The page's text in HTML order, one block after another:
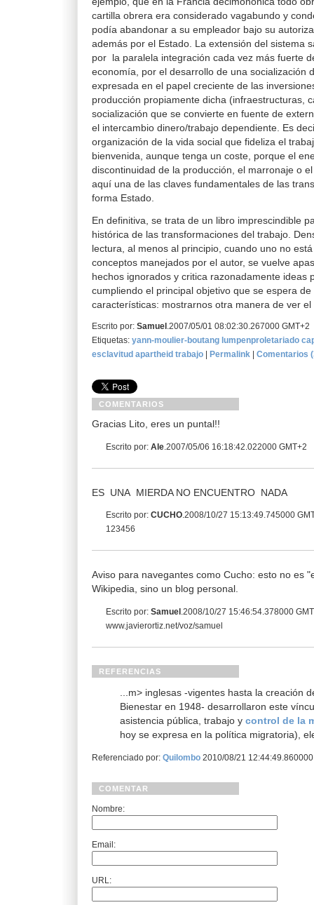
cartilla obrera era considerado vagabundo y
podía abandonar a su empleador bajo su
además por el Estado. La extensión del sistema
por la paralela integración cada vez más fuerte
economía, por el desarrollo de una socialización
expresada en el papel creciente de las
producción propiamente dicha (infraestructuras,
socialización que se convierte en fuente de
el intercambio dinero­/trabajo dependiente. Es
organización de la vida social que fideliza el
bienvenida, aunque tenga un coste, porque el
discontinuidad de la producción, el marronaje o
aquí una de las claves fundamentales de las
forma Estado.
En definitiva, se trata de un libro imprescindible
histórica de las transformaciones del trabajo.
lectura, al menos al principio, cuando uno no
conceptos manejados por el autor, se vuelve
hechos ignorados y critica razonadamente ideas
cumpliendo el principal objetivo que se espera
características: mostrarnos otra manera de ver el
Escrito por: Samuel .2007/05/01 08:02:30.267000 GMT+2
Etiquetas: yann-moulier-boutang lumpenproletariado
esclavitud apartheid trabajo Permalink Comentarios
COMENTARIOS
Gracias Lito, eres un puntal!!
Escrito por: Ale .2007/05/06 16:18:42.022000 GMT+2
ES UNA MIERDA NO ENCUENTRO NADA
Escrito por: CUCHO .2008/10/27 15:13:49.745000
123456
Aviso para navegantes como Cucho: esto no es
Wikipedia, sino un blog personal.
Escrito por: Samuel .2008/10/27 15:46:54.378000
www.javierortiz.net/voz/samuel
REFERENCIAS
...m> inglesas -vigentes hasta la creación
Bienestar en 1948- desarrollaron este
asistencia pública, trabajo y control de la
hoy se expresa en la política migratoria),
Referenciado por: Quilombo 2010/08/21
COMENTAR
Nombre:
Email:
URL: